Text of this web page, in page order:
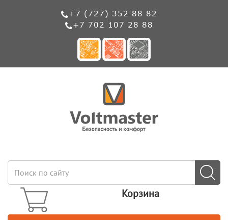
+7 (727) 352 88 82
+7 702 107 28 88
Корзина